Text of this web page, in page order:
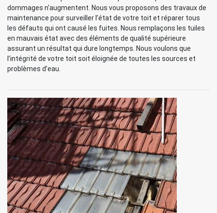
dommages n’augmentent. Nous vous proposons des travaux de
maintenance pour surveiller l’état de votre toit et réparer tous
les défauts qui ont causé les fuites. Nous remplaçons les tuiles
en mauvais état avec des éléments de qualité supérieure
assurant un résultat qui dure longtemps. Nous voulons que
l’intégrité de votre toit soit éloignée de toutes les sources et
problèmes d’eau.